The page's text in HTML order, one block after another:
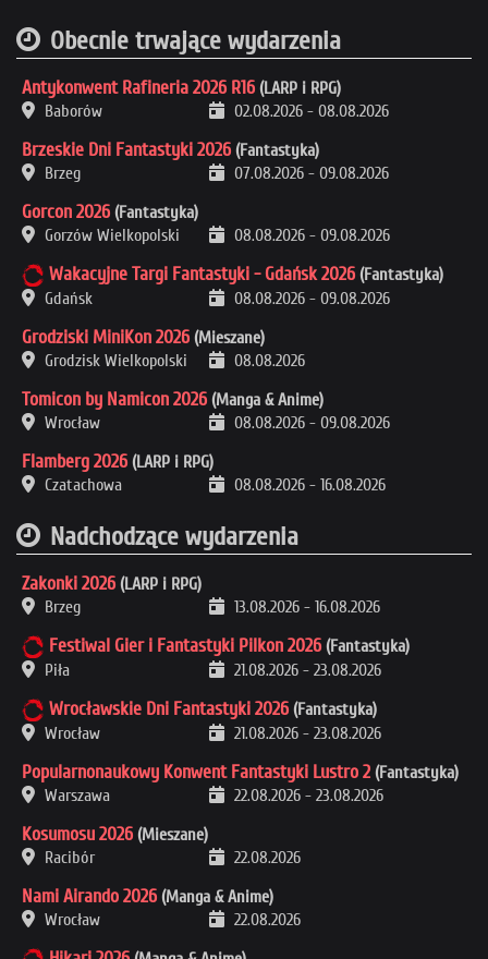
Obecnie trwające wydarzenia
Antykonwent Rafineria 2026 R16 (LARP i RPG)
Baborów
02.08.2026 - 08.08.2026
Brzeskie Dni Fantastyki 2026 (Fantastyka)
Brzeg
07.08.2026 - 09.08.2026
Gorcon 2026 (Fantastyka)
Gorzów Wielkopolski
08.08.2026 - 09.08.2026
Wakacyjne Targi Fantastyki - Gdańsk 2026 (Fantastyka)
Gdańsk
08.08.2026 - 09.08.2026
Grodziski MiniKon 2026 (Mieszane)
Grodzisk Wielkopolski
08.08.2026
Tomicon by Namicon 2026 (Manga & Anime)
Wrocław
08.08.2026 - 09.08.2026
Flamberg 2026 (LARP i RPG)
Czatachowa
08.08.2026 - 16.08.2026
Nadchodzące wydarzenia
Zakonki 2026 (LARP i RPG)
Brzeg
13.08.2026 - 16.08.2026
Festiwal Gier i Fantastyki Pilkon 2026 (Fantastyka)
Piła
21.08.2026 - 23.08.2026
Wrocławskie Dni Fantastyki 2026 (Fantastyka)
Wrocław
21.08.2026 - 23.08.2026
Popularnonaukowy Konwent Fantastyki Lustro 2 (Fantastyka)
Warszawa
22.08.2026 - 23.08.2026
Kosumosu 2026 (Mieszane)
Racibór
22.08.2026
Nami Airando 2026 (Manga & Anime)
Wrocław
22.08.2026